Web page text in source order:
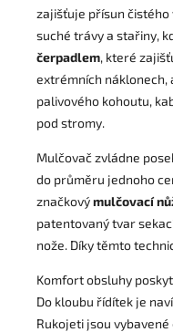
zajišťuje přísun čistého
suché trávy a stařiny,
čerpadlem, které
extrémních
palivového kohoutu,
pod stromy.
Mulčovač zvládne
do průměru jednoho
značkovýmulčovací
patentovaný tvar
nože. Díky těmto
Komfort obsluhy
Do kloubu řídítek je
Rukojeti jsou